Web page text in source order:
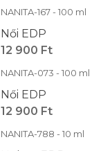
NANITA-167 - 100 ml
Női EDP
12 900 Ft
NANITA-073 - 100 ml
Női EDP
12 900 Ft
NANITA-788 - 10 ml